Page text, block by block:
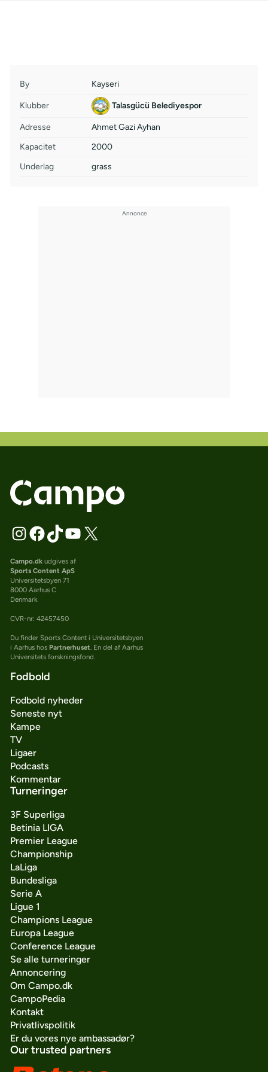
By Kayseri
Klubber Talasgücü Belediyespor
Adresse
Ahmet Gazi Ayhan
Kapacitet
2000
Underlag
grass
Campo.dkudgives af
Sports Content ApS
Universitetsbyen 71
8000 Aarhus C
Denmark
CVR-nr: 42457450
Du finder Sports Content i Universitetsbyen
i Aarhus hos Partnerhuset. En del af Aarhus
Universitets forskningsfond.
Fodbold
Fodbold nyheder
Seneste nyt
Kampe
TV
Ligaer
Podcasts
Kommentar
Turneringer
3F Superliga
Betinia LIGA
Premier League
Championship
LaLiga
Bundesliga
Serie A
Ligue 1
Champions League
Europa League
Conference League
Se alle turneringer
Annoncering
Om Campo.dk
CampoPedia
Kontakt
Privatlivspolitik
Er du vores nye ambassadør?
Our trusted partners